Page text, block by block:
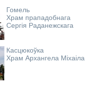
Гомель
Храм прападобнага
Сергія Раданежскага
Касцюкоўка
Храм Архангела Міхаіла